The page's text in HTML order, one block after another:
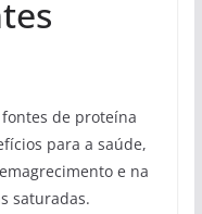
de proteína
para a saúde,
e na
saturadas.